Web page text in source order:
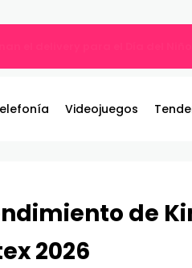
Videojuegos
de
2026